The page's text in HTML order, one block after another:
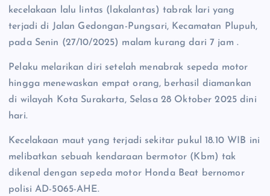
kecelakaan lalu lintas (lakalantas) tabrak lari yang
terjadi di Jalan Gedongan-Pungsari, Kecamatan Plupuh,
pada Senin (27/10/2025) malam kurang dari 7 jam .
Pelaku melarikan diri setelah menabrak sepeda motor
hingga menewaskan empat orang, berhasil diamankan
di wilayah Kota Surakarta, Selasa 28 Oktober 2025 dini
hari.
Kecelakaan maut yang terjadi sekitar pukul 18.10 WIB ini
melibatkan sebuah kendaraan bermotor (Kbm) tak
dikenal dengan sepeda motor Honda Beat bernomor
polisi AD-5065-AHE.